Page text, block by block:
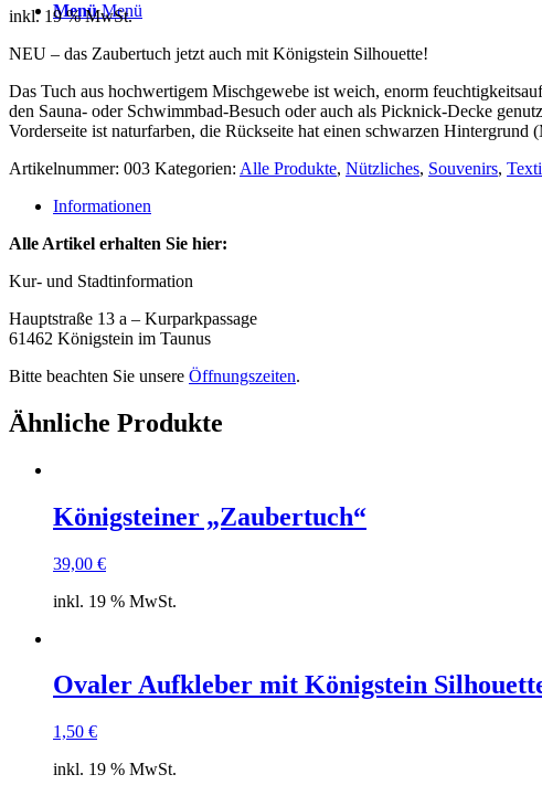
Menü Menü
inkl. 19 % MwSt.
NEU – das Zaubertuch jetzt auch mit Königstein Silhouette!
Das Tuch aus hochwertigem Mischgewebe ist weich, enorm
den Sauna- oder Schwimmbad-Besuch oder auch als Picknick-Decke
Vorderseite ist naturfarben, die Rückseite hat einen schwarzen Hintergrund
Artikelnummer: 003 Kategorien: Alle Produkte, Nützliches, Souvenirs,
Informationen
Alle Artikel erhalten Sie hier:
Kur- und Stadtinformation
Hauptstraße 13 a – Kurparkpassage
61462 Königstein im Taunus
Bitte beachten Sie unsere Öffnungszeiten.
Ähnliche Produkte
Königsteiner „Zaubertuch“
39,00 €
inkl. 19 % MwSt.
Ovaler Aufkleber mit Königstein
1,50 €
inkl. 19 % MwSt.